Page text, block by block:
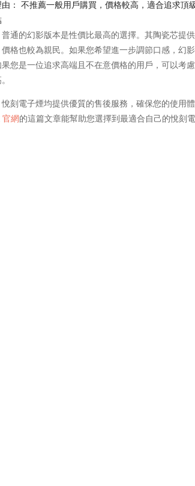
： 不推薦一般用戶購買，價格較高，適合追求頂
通的幻影版本是性價比最高的選擇。其陶瓷芯提
格也較為親民。如果您希望進一步調節口感，幻
您是一位追求高端且不在意價格的用戶，可以考慮
刻電子煙均提供優質的售後服務，確保您的使用
網的這篇文章能幫助您選擇到最適合自己的悅刻電